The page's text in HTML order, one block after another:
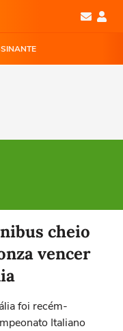
cheio
vencer
foi recém-
Italiano